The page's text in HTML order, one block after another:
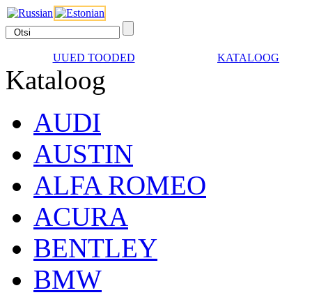
UUED TOODED KATALOOG
Kataloog
AUDI
AUSTIN
ALFA ROMEO
ACURA
BENTLEY
BMW